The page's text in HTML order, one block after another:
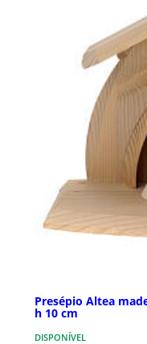
Presépio Altea
h 10 cm
DISPONÍVEL